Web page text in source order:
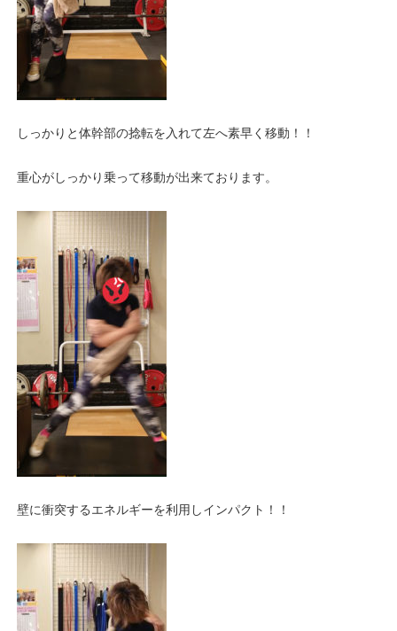
しっかりと体幹部の捻転を入れて左へ素早く移動！！
重心がしっかり乗って移動が出来ております。
壁に衝突するエネルギーを利用しインパクト！！